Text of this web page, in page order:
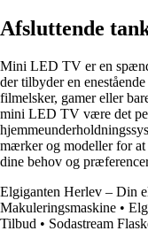
Afsluttende
Mini LED TV er en
der tilbyder en
filmelsker, gamer eller
mini LED TV være det
mærker og modeller for
dine behov og
Elgiganten Herlev – Din
Makuleringsmaskine •
Tilbud • Sodastream